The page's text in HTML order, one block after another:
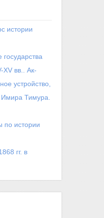
истории
XV вв.. Ак-
устройство,
Тимура.
по истории
гг. в